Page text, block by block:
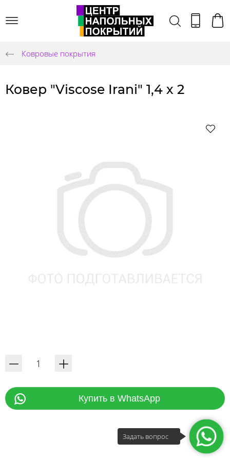
Ковровые покрытия
Ковер "Viscose Irani" 1,4 х 2
Купить в WhatsApp
Задать вопрос